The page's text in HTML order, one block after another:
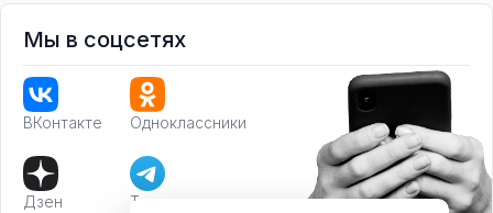
Мы в соцсетях
ВКонтакте Одноклассники
Дзен Телеграм